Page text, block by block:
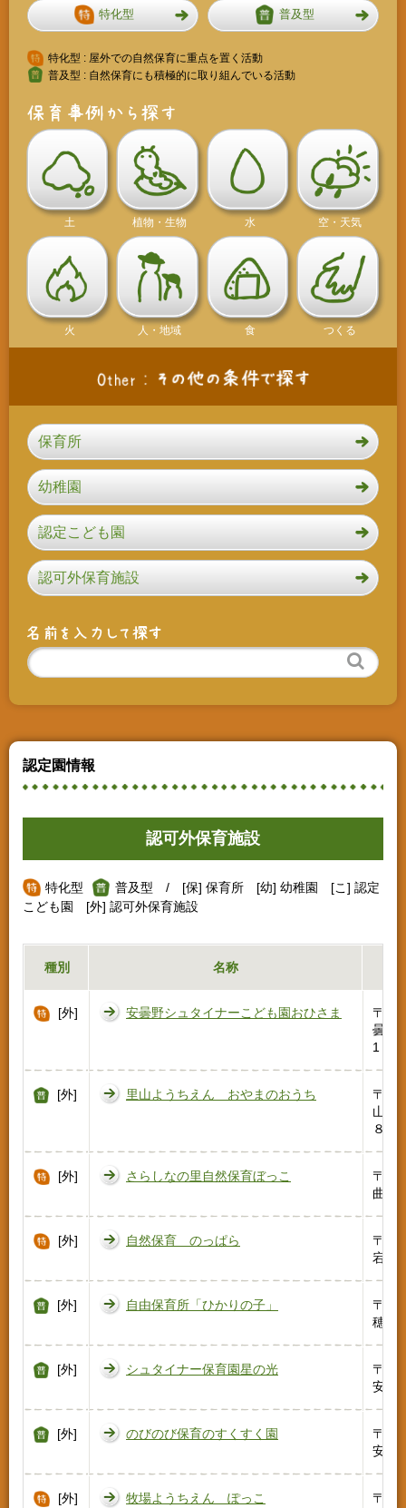
特化型 普及型
特化型 : 屋外での自然保育に重点を置く活動
普及型 : 自然保育にも積極的に取り組んでいる活動
土 植物・生物 水 空・天気
火 人・地域 食 つくる
保育所
幼稚園
認定こども園
認可外保育施設
認定園情報
認可外保育施設
特化型 普及型 / [保] 保育所 [幼] 幼稚園 [こ] 認定
こども園 [外] 認可外保育施設
種別 名称
[外] 安曇野シュタイナーこども園おひさま
〒
曇野
1
[外] 里山ようちえん おやまのおうち
〒
山ノ
８８
[外] さらしなの里自然保育ぼっこ
〒
曲市
[外] 自然保育 のっぱら
〒
宕町
[外] 自由保育所「ひかりの子」
〒
穂高
[外] シュタイナー保育園星の光
〒
安曇
[外] のびのび保育のすくすく園
〒
安曽
[外] 牧場ようちえん ぽっこ
〒